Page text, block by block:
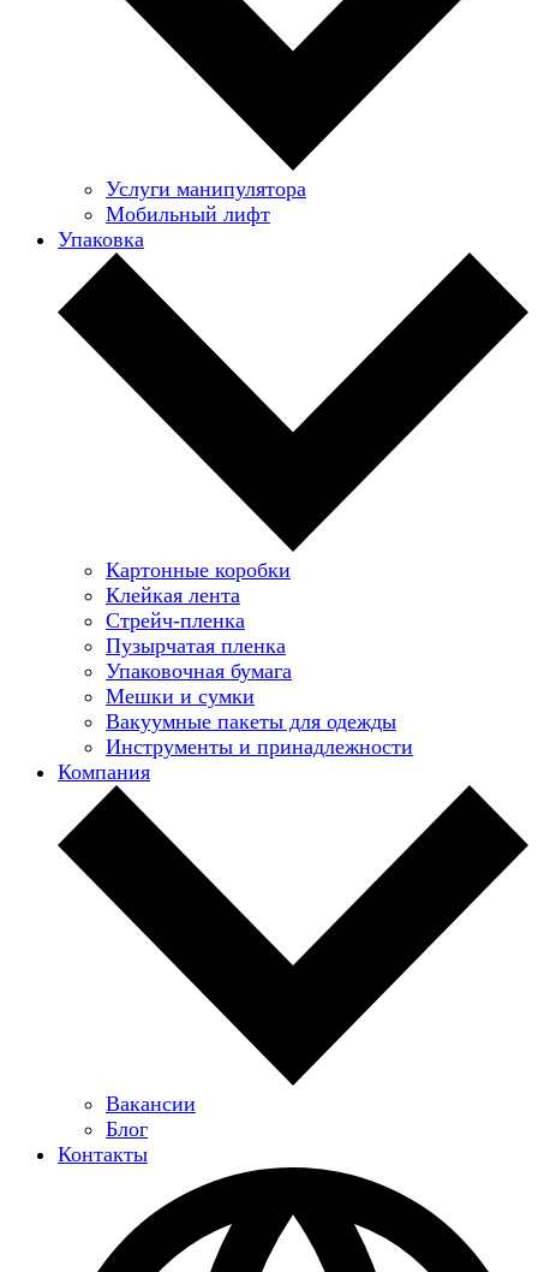
Услуги манипулятора
Мобильный лифт
Упаковка
Картонные коробки
Клейкая лента
Стрейч-пленка
Пузырчатая пленка
Упаковочная бумага
Мешки и сумки
Вакуумные пакеты для одежды
Инструменты и принадлежности
Компания
Вакансии
Блог
Контакты